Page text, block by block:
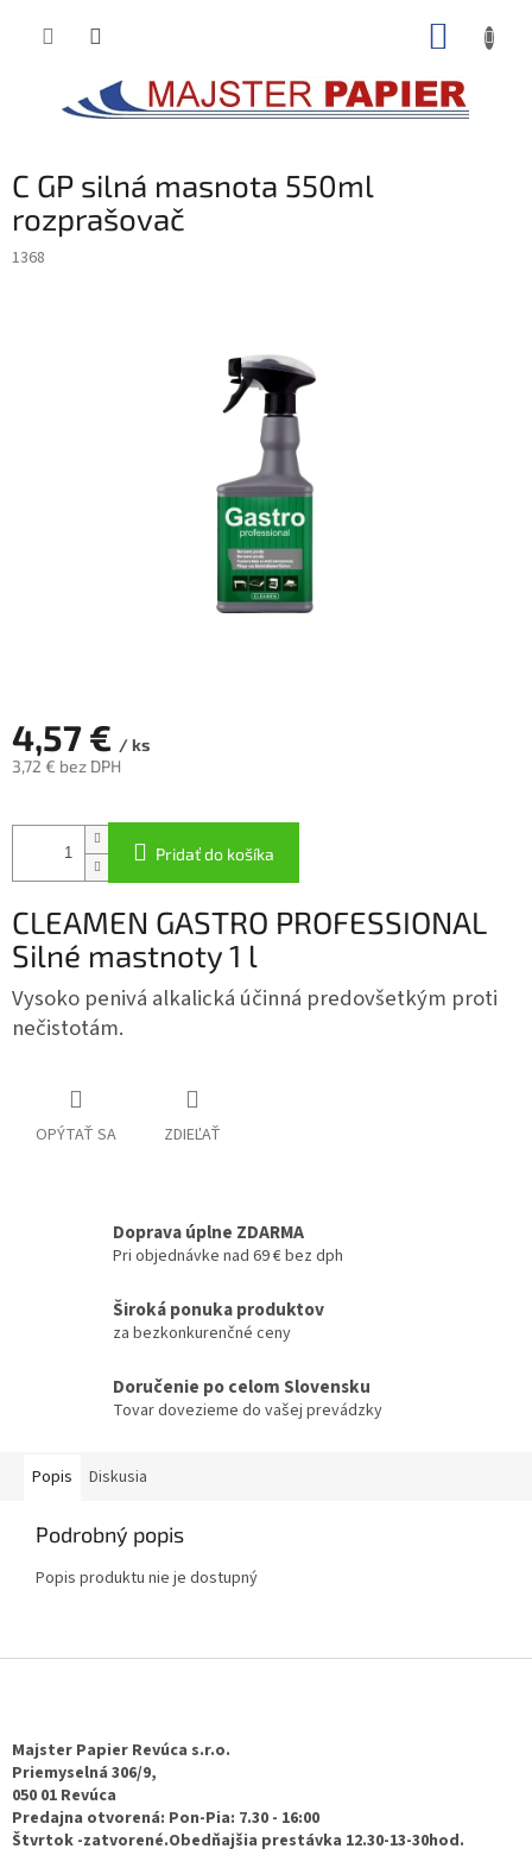
C GP silná masnota 550ml
rozprašovač
1368
4,57 € / ks
3,72 € bez DPH
cena:
Pridať do košíka
CLEAMEN GASTRO PROFESSIONAL
Silné mastnoty 1 l
​Vysoko penivá alkalická účinná predovšetkým proti
nečistotám.
OPÝTAŤ SA ZDIEĽAŤ
Doprava úplne ZDARMA
Pri objednávke nad 69 € bez dph
Široká ponuka produktov
za bezkonkurenčné ceny
Doručenie po celom Slovensku
Tovar dovezieme do vašej prevádzky
Popis Diskusia
Podrobný popis
Popis produktu nie je dostupný
Majster Papier Revúca s.r.o.
Priemyselná 306/9,
050 01 Revúca
Predajna otvorená: Pon-Pia: 7.30 - 16:00
Štvrtok -zatvorené.Obedňajšia prestávka 12.30-13-30hod.